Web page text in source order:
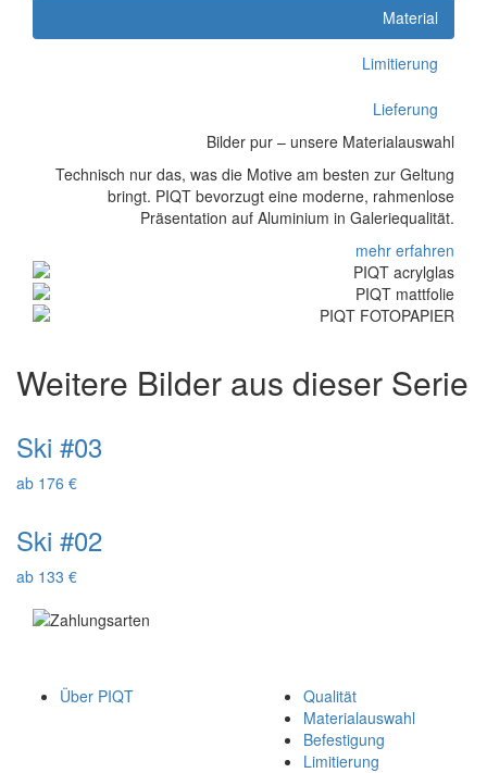
Material
Limitierung
Lieferung
Bilder pur – unsere Materialauswahl
Technisch nur das, was die Motive am besten zur Geltung
bringt. PIQT bevorzugt eine moderne, rahmenlose
Präsentation auf Aluminium in Galeriequalität.
mehr erfahren
Weitere Bilder aus dieser Serie
Ski #03
ab 176 €
Ski #02
ab 133 €
Über PIQT
Qualität
Materialauswahl
Befestigung
Limitierung